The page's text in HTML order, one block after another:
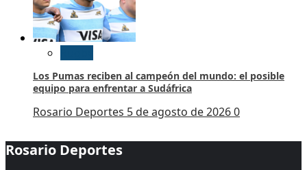
Los Pumas reciben al campeón del mundo: el posible
equipo para enfrentar a Sudáfrica
Rosario Deportes 5 de agosto de 20260
Rosario Deportes